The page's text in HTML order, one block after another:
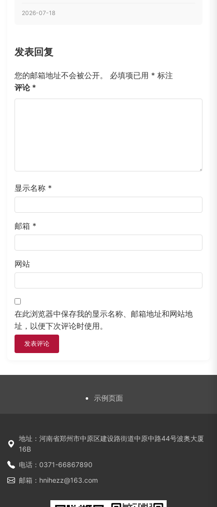
2026-07-18
发表回复
您的邮箱地址不会被公开。 必填项已用 * 标注
评论 *
显示名称 *
邮箱 *
网站
在此浏览器中保存我的显示名称、邮箱地址和网站地
址，以便下次评论时使用。
示例页面
地址：河南省郑州市中原区建设路街道中原中路44号波奥大厦
16B
电话：0371-66867890
邮箱：hnihezz@163.com